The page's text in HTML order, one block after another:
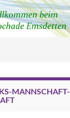
MANNSCHAFT-